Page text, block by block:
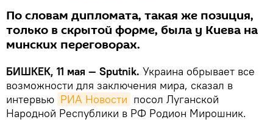
По словам дипломата, такая же позиция,
только в скрытой форме, была у Киева на
минских переговорах.
БИШКЕК, 11 мая — Sputnik. Украина обрывает все
возможности для заключения мира, сказал в
интервью РИА Новости посол Луганской
Народной Республики в РФ Родион Мирошник.